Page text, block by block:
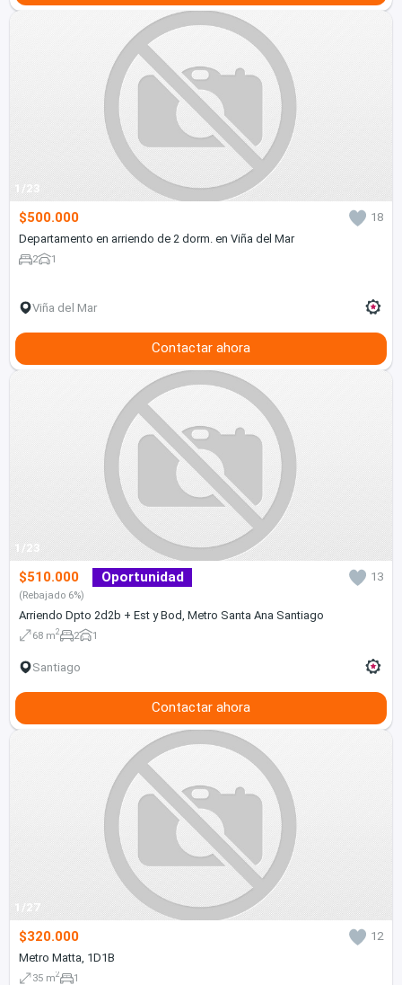
1/23
$500.000
18
Departamento en arriendo de 2 dorm. en Viña del Mar
2 1
Viña del Mar
Contactar ahora
1/23
$510.000 Oportunidad 13
(Rebajado 6%)
Arriendo Dpto 2d2b + Est y Bod, Metro Santa Ana Santiago
68 m2 2 1
Santiago
Contactar ahora
1/27
$320.000
12
Metro Matta, 1D1B
35 m2 1